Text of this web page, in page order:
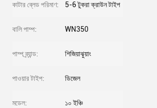
কাটার ব্লেড পরিমাণ: 5-6 টুকরা ক্রাউন টাইপ
বালি পাম্প: WN350
পাম্প ব্র্যান্ড: শিজিয়াঝুয়াং
পাওয়ার টাইপ: ডিজেল
মডেল: ১০ ইঞ্চি